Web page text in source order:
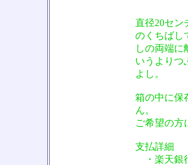
直径20セン
のくちばし
しの両端に
いうよりつ
よし。
箱の中に保
ん。
ご希望の方
支払詳細
・楽天銀